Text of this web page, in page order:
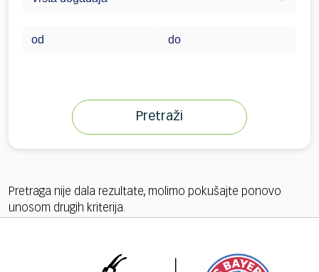
Pretraži
Pretraga nije dala rezultate, molimo pokušajte ponovo
unosom drugih kriterija.